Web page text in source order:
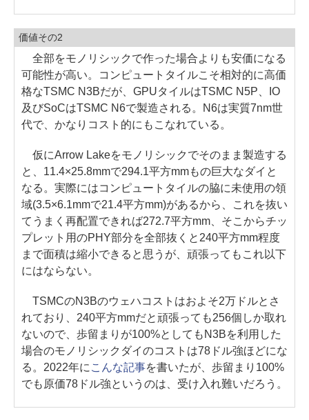
価値その2
全部をモノリシックで作った場合よりも安価になる
可能性が高い。コンピュートタイルこそ相対的に高価
格なTSMC N3Bだが、GPUタイルはTSMC N5P、IO
及びSoCはTSMC N6で製造される。N6は実質7nm世
代で、かなりコスト的にもこなれている。
仮にArrow Lakeをモノリシックでそのまま製造する
と、11.4×25.8mmで294.1平方mmもの巨大なダイと
なる。実際にはコンピュートタイルの脇に未使用の領
域(3.5×6.1mmで21.4平方mm)があるから、これを抜い
てうまく再配置できれば272.7平方mm、そこからチッ
プレット用のPHY部分を全部抜くと240平方mm程度
まで面積は縮小できると思うが、頑張ってもこれ以下
にはならない。
TSMCのN3Bのウェハコストはおよそ2万ドルとさ
れており、240平方mmだと頑張っても256個しか取れ
ないので、歩留まりが100%としてもN3Bを利用した
場合のモノリシックダイのコストは78ドル強ほどにな
る。2022年に こんな記事を書いたが、歩留まり100%
でも原価78ドル強というのは、受け入れ難いだろう。